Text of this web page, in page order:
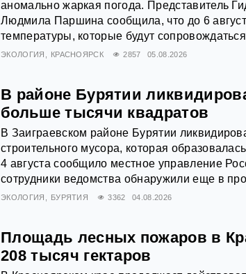
аномально жаркая погода. Представитель
Людмила Паршина сообщила, что до 6
температуры, которые будут
ЭКОЛОГИЯ КРАСНОЯРСК 2857 05.08.2026
В районе Бурятии
больше тысячи квадратов
В Заиграевском районе Бурятии
строительного мусора, которая
4 августа сообщило местное управление
сотрудники ведомства обнаружили еще в
ЭКОЛОГИЯ БУРЯТИЯ 3362 04.08.2026
Площадь лесных пожаров в
208 тысяч гектаров